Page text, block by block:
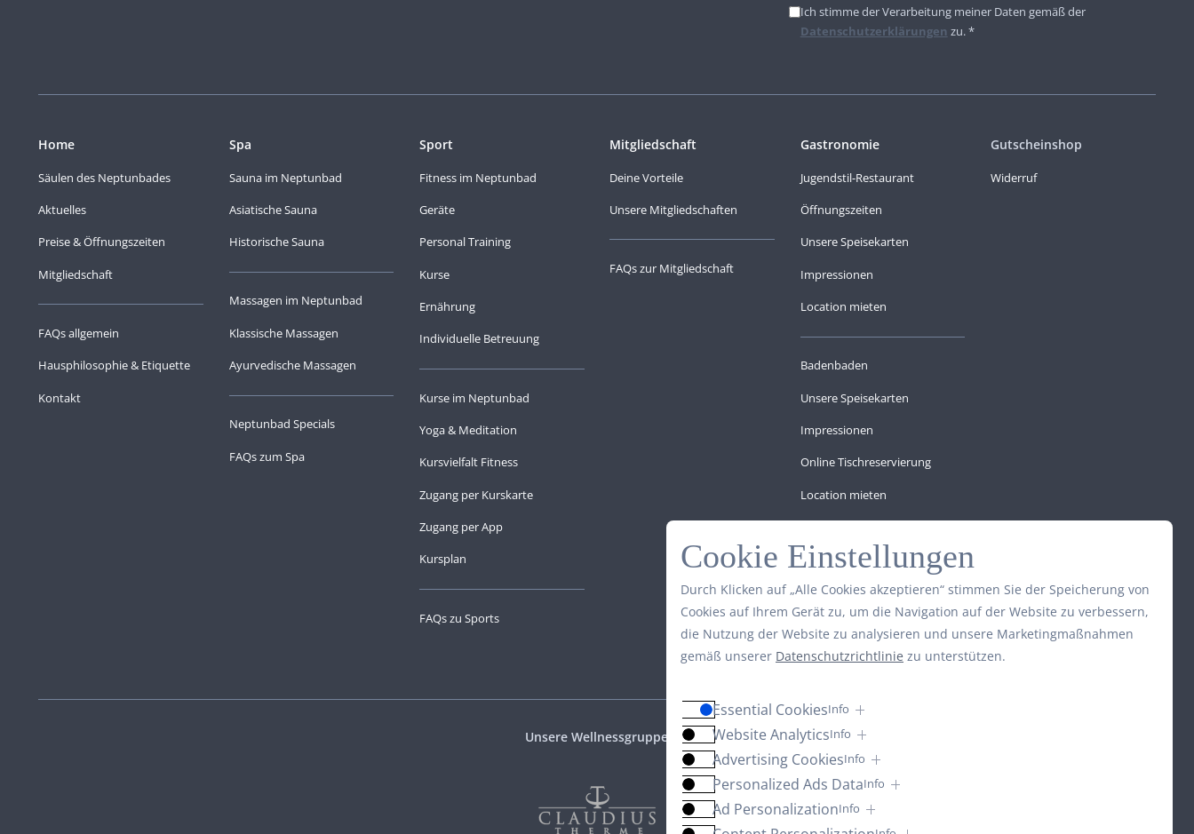
Ich stimme der Verarbeitung meiner Daten gemäß der
Datenschutzerklärungen zu. *
Home
Säulen des Neptunbades
Aktuelles
Preise & Öffnungszeiten
Mitgliedschaft
FAQs allgemein
Hausphilosophie & Etiquette
Kontakt
Spa
Sauna im Neptunbad
Asiatische Sauna
Historische Sauna
Massagen im Neptunbad
Klassische Massagen
Ayurvedische Massagen
Neptunbad Specials
FAQs zum Spa
Sport
Fitness im Neptunbad
Geräte
Personal Training
Kurse
Ernährung
Individuelle Betreuung
Kurse im Neptunbad
Yoga & Meditation
Kursvielfalt Fitness
Zugang per Kurskarte
Zugang per App
Kursplan
FAQs zu Sports
Mitgliedschaft
Deine Vorteile
Unsere Mitgliedschaften
FAQs zur Mitgliedschaft
Gastronomie
Jugendstil-Restaurant
Öffnungszeiten
Unsere Speisekarten
Impressionen
Location mieten
Badenbaden
Unsere Speisekarten
Impressionen
Online Tischreservierung
Location mieten
FAQ zum Badenbaden
FAQ zum Jugendstil-Restaurant
Gutscheinshop
Widerruf
Unsere Wellnessgruppe
Cookie Einstellungen
Durch Klicken auf „Alle Cookies akzeptieren“ stimmen Sie der Speicherung von
Cookies auf Ihrem Gerät zu, um die Navigation auf der Website zu verbessern,
die Nutzung der Website zu analysieren und unsere Marketingmaßnahmen
gemäß unserer Datenschutzrichtlinie zu unterstützen.
Essential CookiesInfo
Website AnalyticsInfo
Advertising CookiesInfo
Personalized Ads DataInfo
Ad PersonalizationInfo